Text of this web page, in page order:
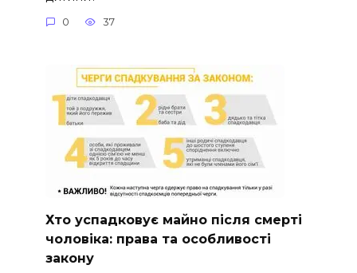
0 37
Хто успадковує майно після смерті
чоловіка: права та особливості
закону